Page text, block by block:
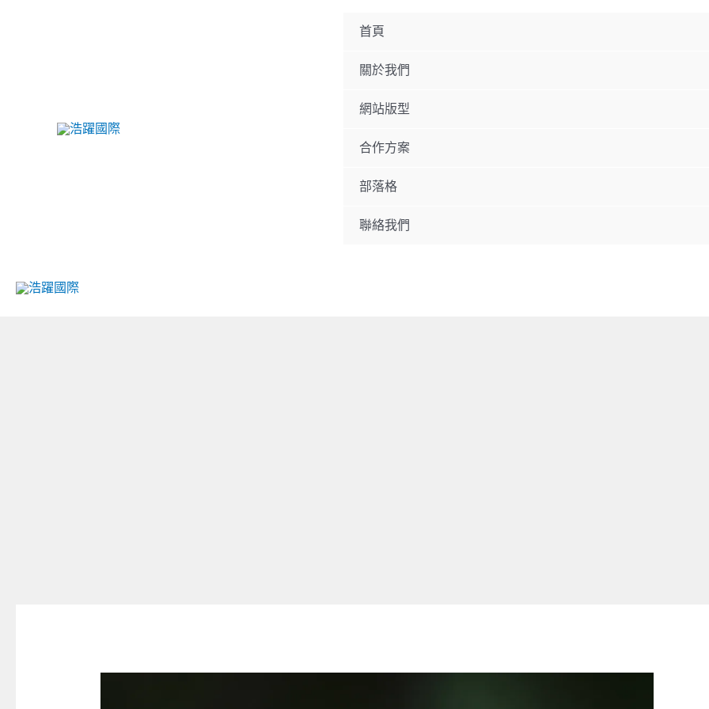
首頁
關於我們
網站版型
合作方案
部落格
聯絡我們